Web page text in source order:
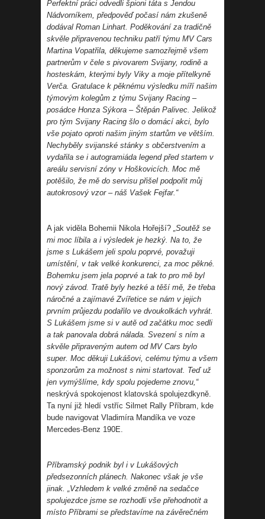
Perfektní práci odvedli špioni táta s Jendou
Nádvorníkem, předpověď počasí nám zkušeně
dodával Roman Linhart. Poděkování za tradičně
skvěle připravenou techniku patří týmu MV Cars
Martina Vopatřila, děkujeme samozřejmě všem
partnerům v čele s pivovarem Svijany, rodině a
hosteskám, kterými byly Viky a moje přítelkyně
Verča. Gratulace k pěknému výsledku míří našim
týmovým kolegům z týmu Svijany Racing –
posádce Honza Sýkora – Štěpán Palivec. Jelikož
pro tým Svijany Racing šlo o domácí akci, bylo
vše pojato oproti našim jiným startům ve větším.
Nechyběly svijanské stánky s občerstvením a
vydařila se i autogramiáda legend před startem v
areálu servisní zóny v Hoškovicích. Moc mě
potěšilo, že mě do servisu přišel podpořit můj
autokrosový vzor – náš Vašek Fejfar.“
A jak viděla Bohemii Nikola Hořejší? „Soutěž se
mi moc líbila a i výsledek je hezký. Na to, že
jsme s Lukášem jeli spolu poprvé, považuji
umístění, v tak velké konkurenci, za moc pěkné.
Bohemku jsem jela poprvé a tak to pro mě byl
nový závod. Tratě byly hezké a těší mě, že třeba
náročné a zajímavé Zvířetice se nám v jejich
prvním průjezdu podařilo ve dvoukolkách vyhrát.
S Lukášem jsme si v autě od začátku moc sedli
a tak panovala dobrá nálada. Svezení s ním a
skvěle připraveným autem od MV Cars bylo
super. Moc děkuji Lukášovi, celému týmu a všem
sponzorům za možnost s nimi startovat. Teď už
jen vymýšlíme, kdy spolu pojedeme znovu,“
neskrývá spokojenost klatovská spolujezdkyně.
Ta nyní již hledí vstříc Silmet Rally Příbram, kde
bude navigovat Vladimíra Mandíka ve voze
Mercedes-Benz 190E.
Příbramský podnik byl i v Lukášových
předsezonních plánech. Nakonec však je vše
jinak. „Vzhledem k velké změně na sedačce
spolujezdce jsme se rozhodli vše přehodnotit a
místo Příbrami se představíme na závěrečném